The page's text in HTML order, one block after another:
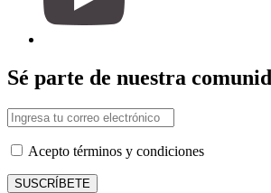
Sé parte de nuestra
Acepto términos y condiciones